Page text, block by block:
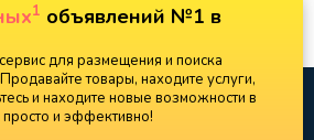
1 объявлений №1 в
для размещения и поиска
товары, находите услуги,
и находите новые возможности в
и эффективно!